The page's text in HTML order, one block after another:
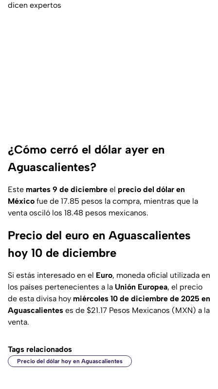
dicen expertos
¿Cómo cerró el dólar ayer en
Aguascalientes?
Este martes 9 de diciembre el precio del dólar en
México fue de 17.85 pesos la compra, mientras que la
venta osciló los 18.48 pesos mexicanos.
Precio del euro en Aguascalientes
hoy 10 de diciembre
Si estás interesado en el Euro, moneda oficial utilizada en
los países pertenecientes a la Unión Europea, el precio
de esta divisa hoy miércoles 10 de diciembre de 2025 en
Aguascalientes es de $21.17 Pesos Mexicanos (MXN) a la
venta.
Tags relacionados
Precio del dólar hoy en Aguascalientes